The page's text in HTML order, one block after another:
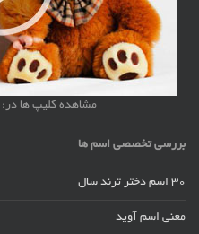
مشاهده کلیپ ها در:
بررسی تخصصی اسم ها
30 اسم دختر ترند سال
معنی اسم آوید